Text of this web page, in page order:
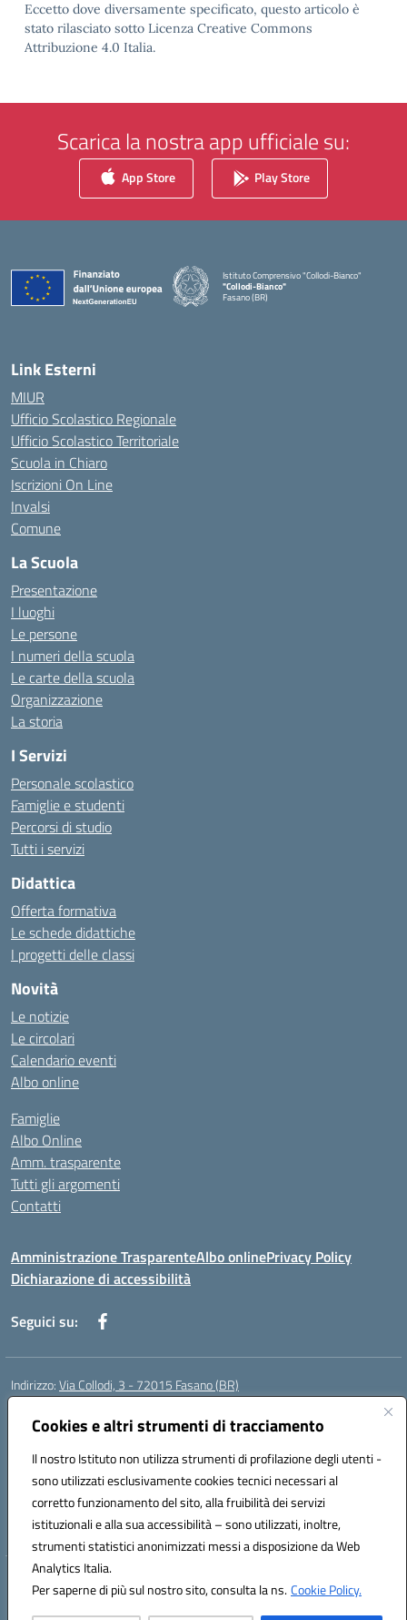
Cookies e altri strumenti di tracciamento
Il nostro Istituto non utilizza strumenti di profilazione degli utenti -
sono utilizzati esclusivamente cookies tecnici necessari al
corretto funzionamento del sito, alla fruibilità dei servizi
istituzionali e alla sua accessibilità – sono utilizzati, inoltre,
strumenti statistici anonimizzati messi a disposizione da Web
Analytics Italia.
Per saperne di più sul nostro sito, consulta la ns.Cookie Policy.
Eccetto dove diversamente specificato, questo articolo è
stato rilasciato sotto Licenza Creative Commons
Attribuzione 4.0 Italia.
Scarica la nostra app ufficiale su:
App Store Play Store
Istituto Comprensivo "Collodi-Bianco"
"Collodi-Bianco"
Fasano (BR)
Link Esterni
MIUR
Ufficio Scolastico Regionale
Ufficio Scolastico Territoriale
Scuola in Chiaro
Iscrizioni On Line
Invalsi
Comune
La Scuola
Presentazione
I luoghi
Le persone
I numeri della scuola
Le carte della scuola
Organizzazione
La storia
I Servizi
Personale scolastico
Famiglie e studenti
Percorsi di studio
Tutti i servizi
Didattica
Offerta formativa
Le schede didattiche
I progetti delle classi
Novità
Le notizie
Le circolari
Calendario eventi
Albo online
Famiglie
Albo Online
Amm. trasparente
Tutti gli argomenti
Contatti
Amministrazione TrasparenteAlbo onlinePrivacy Policy
Dichiarazione di accessibilità
Seguici su:
Indirizzo:Via Collodi, 3 - 72015 Fasano (BR)
Centralino:
Posta elettronica certificata (PEC):bric839004@pec.istruzione.it
Codice fiscale: 90059320748
Codice meccanografico:BRIC839004
Codice Indice delle Pubbliche Amministrazioni (IPA): istsc_bree02200r
Codice unico di fatturazione (CUF): MIL3BD
Hosting & Powered by 3D Solution S.r.l.
Concept & Design by Designers Italia